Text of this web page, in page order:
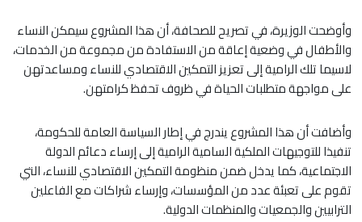
وأوضحت الوزيرة، في تصريح للصحافة، أن هذا المشروع سيمكن النساء
والأطفال في وضعية إعاقة من الاستفادة من مجموعة من الخدمات،
لاسيما تلك الرامية إلى تعزيز التمكين الاقتصادي للنساء ومساعدتهن
على مواجهة متطلبات الحياة في ظروف تحفظ كرامتهن.
وأضافت أن هذا المشروع يندرج في إطار السياسة العامة للحكومة،
تنفيذا للتوجيهات الملكية السامية الرامية إلى إرساء دعائم الدولة
الاجتماعية، كما يدخل ضمن منظومة التمكين الاقتصادي للنساء، التي
تقوم على تعبئة عدد من المؤسسات، وإرساء شراكات مع الفاعلين
الترابيين والجمعيات والمنظمات الدولية.